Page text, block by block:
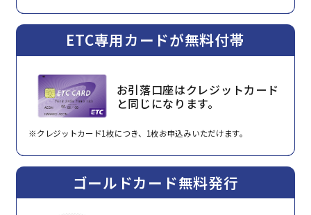
ETC専用カードが無料付帯
お引落口座はクレジットカード
と同じになります。
※クレジットカード1枚につき、1枚お申込みいただけます。
ゴールドカード無料発行